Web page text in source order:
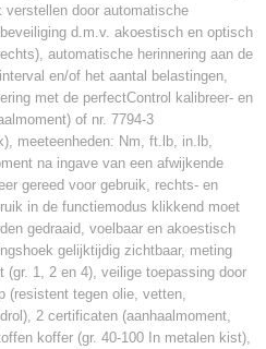
verstellen door automatische
d.m.v. akoestisch en optisch
automatische herinnering aan de
en/of het aantal belastingen,
met de perfectControl kalibreer- en
of nr. 7794-3
meeteenheden: Nm, ft.lb, in.lb,
na ingave van een afwijkende
gereed voor gebruik, rechts- en
in de functiemodus klikkend moet
gedraaid, voelbaar en akoestisch
gelijktijdig zichtbaar, meting
1, 2 en 4), veilige toepassing door
(resistent tegen olie, vetten,
2 certificaten (aanhaalmoment,
koffer (gr. 40-100 In metalen kist),